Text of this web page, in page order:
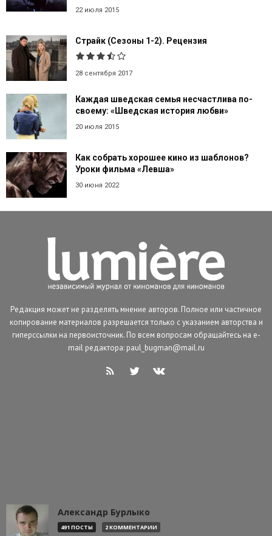
22 июля 2015
Страйк (Сезоны 1-2). Рецензия
28 сентября 2017
Каждая шведская семья несчастлива по-
своему: «Шведская история любви»
20 июля 2015
Как собрать хорошее кино из шаблонов?
Уроки фильма «Левша»
30 июня 2022
Редакция может не разделять мнение авторов. Полное или частичное
копирование материалов разрешается только с указанием авторства и
гиперссылки на первоисточник. По всем вопросам обращайтесь на e-
mail редактора: paul_bugman@mail.ru
Александр Бурлыко
491 ПОСТЫ 2 КОММЕНТАРИИ